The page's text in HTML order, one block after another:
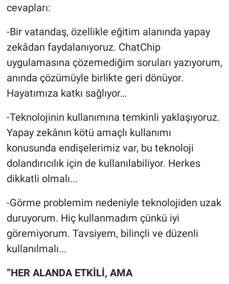
cevapları:
-Bir vatandaş, özellikle eğitim alanında yapay
zekâdan faydalanıyoruz. ChatChip
uygulamasına çözemediğim soruları yazıyorum,
anında çözümüyle birlikte geri dönüyor.
Hayatımıza katkı sağlıyor…
-Teknolojinin kullanımına temkinli yaklaşıyoruz.
Yapay zekânın kötü amaçlı kullanımı
konusunda endişelerimiz var, bu teknoloji
dolandırıcılık için de kullanılabiliyor. Herkes
dikkatli olmalı...
-Görme problemim nedeniyle teknolojiden uzak
duruyorum. Hiç kullanmadım çünkü iyi
göremiyorum. Tavsiyem, bilinçli ve düzenli
kullanılmalı...
“HER ALANDA ETKİLİ, AMA